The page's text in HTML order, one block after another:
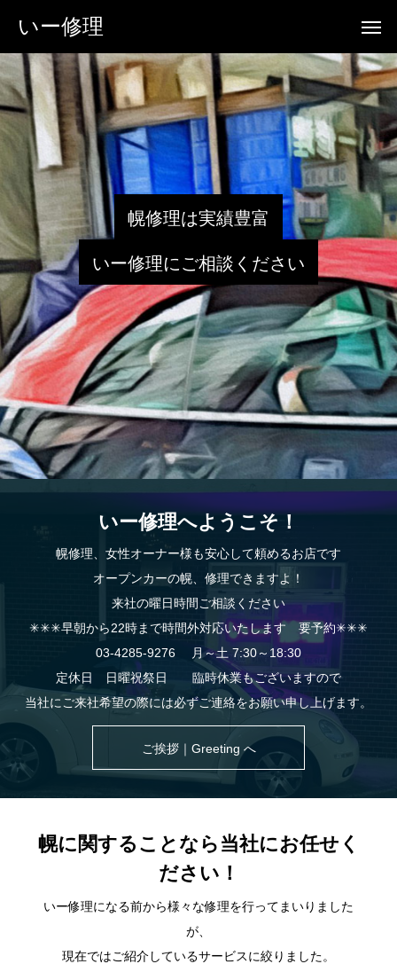
いー修理
幌修理は実績豊富
いー修理にご相談 く ださ い
いー修理へようこそ！
幌修理、女性オーナー様も安心して頼めるお店です
オープンカーの幌、修理できますよ！
来社の曜日時間ご相談ください
✳︎✳︎✳︎早朝から22時まで時間外対応いたします 要予約✳︎✳︎✳︎
03-4285-9276 月～土 7:30～18:30
定休日 日曜祝祭日 臨時休業もございますので
当社にご来社希望の際には必ずご連絡をお願い申し上げます。
ご挨拶｜Greeting へ
幌に関することなら当社にお任せく
ださい！
いー修理になる前から様々な修理を行ってまいりました
が、
現在ではご紹介しているサービスに絞りました。